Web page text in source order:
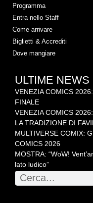
Programma
Entra nello Staff
Come arrivare
Biglietti & Accrediti
Dove mangiare
ULTIME NEWS
VENEZIA COMICS
FINALE
VENEZIA COMICS
LA TRADIZIONE DI
MULTIVERSE COMIX:
COMICS 2026
MOSTRA: “WoW!
lato ludico”